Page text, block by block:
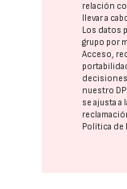
relación
llevar a
Los datos
grupo por
Acceso,
nuestro
se ajusta a
Política de